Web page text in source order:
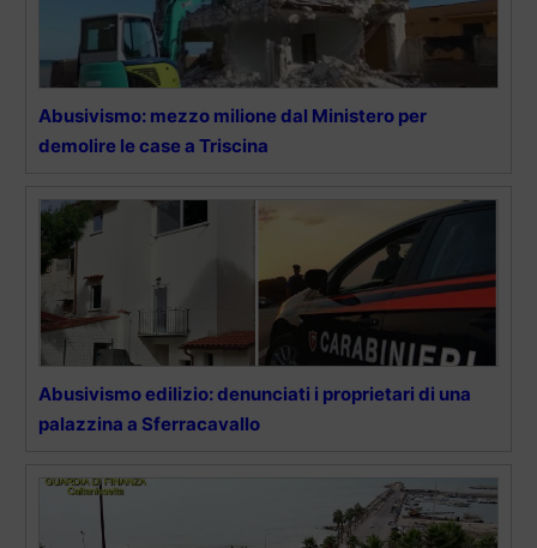
Abusivismo: mezzo milione dal Ministero per
demolire le case a Triscina
Abusivismo edilizio: denunciati i proprietari di una
palazzina a Sferracavallo